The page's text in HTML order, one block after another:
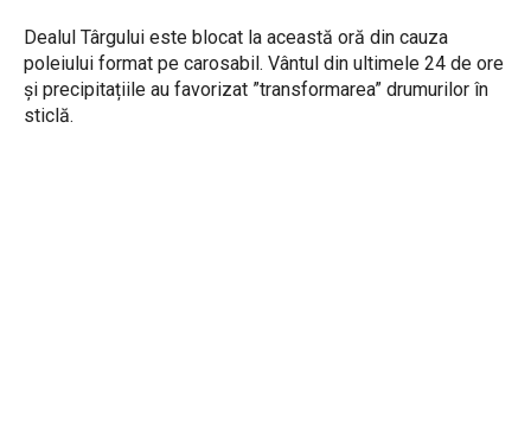
Dealul Târgului este blocat la această oră din cauza
poleiului format pe carosabil. Vântul din ultimele 24 de ore
și precipitațiile au favorizat ”transformarea” drumurilor în
sticlă.